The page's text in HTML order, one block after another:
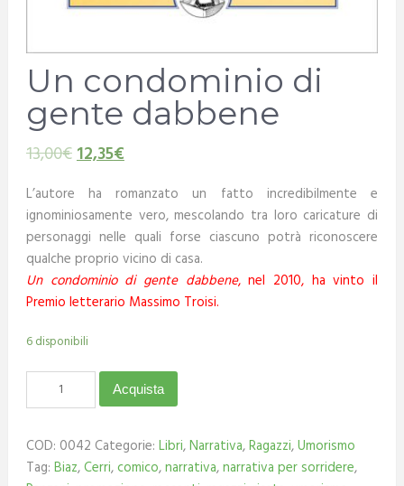
Un condominio di
gente dabbene
13,00€12,35€
L’autore ha romanzato un fatto incredibilmente e
ignominiosamente vero, mescolando tra loro caricature di
personaggi nelle quali forse ciascuno potrà riconoscere
qualche proprio vicino di casa.
Un condominio di gente dabbene, nel 2010, ha vinto il
Premio letterario Massimo Troisi.
6 disponibili
Acquista
COD: 0042 Categorie: Libri,Narrativa,Ragazzi,Umorismo
Tag: Biaz,Cerri,comico,narrativa,narrativa per sorridere,